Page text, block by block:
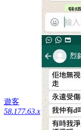
遊客
58.177.63.x